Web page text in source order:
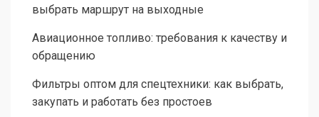
выбрать маршрут на выходные
Авиационное топливо: требования к качеству и
обращению
Фильтры оптом для спецтехники: как выбрать,
закупать и работать без простоев